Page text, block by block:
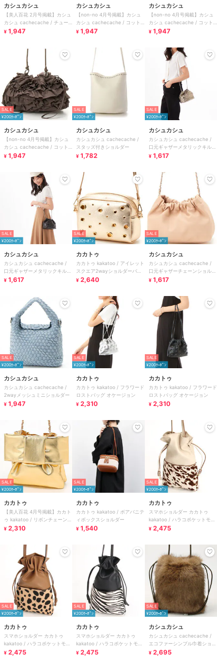
カシュカシュ
【美人百花 2月号掲載】カシュ
カシュ cachecache / チュー
ルフリルショルダーバッグ
¥ 1,947
カシュカシュ
【non-no 4月号掲載】カシュ
カシュ cachecache / コット
ンフリルショルダー
¥ 1,947
カシュカシュ
【non-no 4月号掲載】カシュ
カシュ cachecache / コット
ンフリルショルダー
¥ 1,947
SALE
¥200ｸｰﾎﾟﾝ
カシュカシュ
【non-no 4月号掲載】カシュ
カシュ cachecache / コット
ンフリルショルダー
¥ 1,947
SALE
¥200ｸｰﾎﾟﾝ
カシュカシュ
カシュカシュ cachecache /
スタッズ付きショルダー
¥ 1,782
SALE
¥200ｸｰﾎﾟﾝ
カシュカシュ
カシュカシュ cachecache /
口元ギャザーメタリックキルト
ミニショルダー
¥ 1,617
SALE
¥200ｸｰﾎﾟﾝ
カシュカシュ
カシュカシュ cachecache /
口元ギャザーメタリックキルト
ミニショルダー
¥ 1,617
SALE
¥200ｸｰﾎﾟﾝ
カカトゥ
カカトゥ kakatoo / アイレット
スクエア2wayショルダーバッ
グ オケージョン
¥ 2,640
SALE
¥200ｸｰﾎﾟﾝ
カシュカシュ
カシュカシュ cachecache /
口元ギャザーチェーンショルダ
ー
¥ 1,617
SALE
¥200ｸｰﾎﾟﾝ
カシュカシュ
カシュカシュ cachecache /
2wayメッシュミニショルダー
¥ 1,947
SALE
¥200ｸｰﾎﾟﾝ
カカトゥ
カカトゥ kakatoo / フラワード
ロストバッグ オケージョン
¥ 2,310
SALE
¥200ｸｰﾎﾟﾝ
カカトゥ
カカトゥ kakatoo / フラワード
ロストバッグ オケージョン
¥ 2,310
SALE
¥200ｸｰﾎﾟﾝ
カカトゥ
【美人百花 4月号掲載】カカト
ゥ kakatoo / リボンチェーンシ
ョルダー
¥ 2,310
SALE
¥200ｸｰﾎﾟﾝ
カカトゥ
カカトゥ kakatoo / ボアバニテ
ィボックスショルダー
¥ 1,540
SALE
¥200ｸｰﾎﾟﾝ
カカトゥ
スマホショルダー カカトゥ
kakatoo / ハラコポケットモバ
イルショルダー
¥ 2,475
SALE
¥200ｸｰﾎﾟﾝ
カカトゥ
スマホショルダー カカトゥ
kakatoo / ハラコポケットモバ
イルショルダー
¥ 2,475
SALE
¥200ｸｰﾎﾟﾝ
カカトゥ
スマホショルダー カカトゥ
kakatoo / ハラコポケットモバ
イルショルダー
¥ 2,475
SALE
¥200ｸｰﾎﾟﾝ
カシュカシュ
カシュカシュ cachecache /
エコファーシンプル巾着ショル
ダーバッグ
¥ 2,695